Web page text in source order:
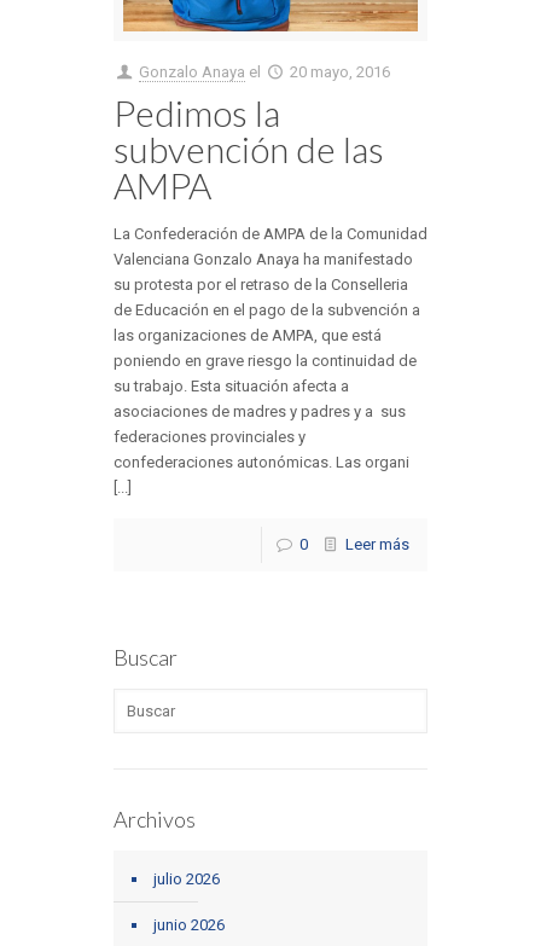
Gonzalo Anaya el 20 mayo, 2016
Pedimos la
subvención de las
AMPA
La Confederación de AMPA de la Comunidad
Valenciana Gonzalo Anaya ha manifestado
su protesta por el retraso de la Conselleria
de Educación en el pago de la subvención a
las organizaciones de AMPA, que está
poniendo en grave riesgo la continuidad de
su trabajo. Esta situación afecta a
asociaciones de madres y padres y a sus
federaciones provinciales y
confederaciones autonómicas. Las organi
0 Leer más
Buscar
Archivos
julio 2026
junio 2026